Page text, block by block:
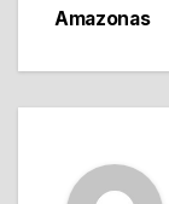
Amazonas